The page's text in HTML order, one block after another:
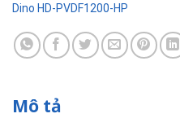
Dino HD-PVDF1200-HP
Mô tả